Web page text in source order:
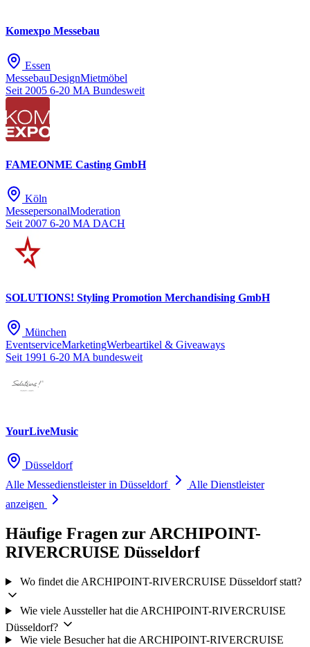
Komexpo Messebau
Essen
MessebauDesignMietmöbel
Seit 2005 6-20 MA Bundesweit
FAMEONME Casting GmbH
Köln
MessepersonalModeration
Seit 2007 6-20 MA DACH
SOLUTIONS! Styling Promotion Merchandising GmbH
München
EventserviceMarketingWerbeartikel & Giveaways
Seit 1991 6-20 MA bundesweit
YourLiveMusic
Düsseldorf
Alle Messedienstleister in Düsseldorf
Alle Dienstleister
anzeigen
Häufige Fragen zur ARCHIPOINT-
RIVERCRUISE Düsseldorf
Wo findet die ARCHIPOINT-RIVERCRUISE Düsseldorf statt?
Wie viele Aussteller hat die ARCHIPOINT-RIVERCRUISE
Düsseldorf?
Wie viele Besucher hat die ARCHIPOINT-RIVERCRUISE